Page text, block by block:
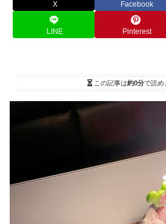
X Facebook
LINE Pinterest
この記事は約0分で読め